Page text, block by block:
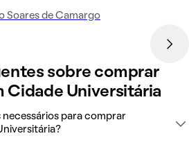
Soares de Camargo
sobre comprar
Cidade Universitária
para comprar